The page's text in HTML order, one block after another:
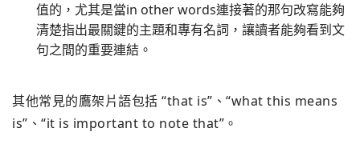
值的，尤其是當in other words連接著的那句改寫能夠
清楚指出最關鍵的主題和專有名詞，讓讀者能夠看到文
句之間的重要連結。
其他常見的鷹架片語包括 “that is”、“what this means
is”、“it is important to note that”。